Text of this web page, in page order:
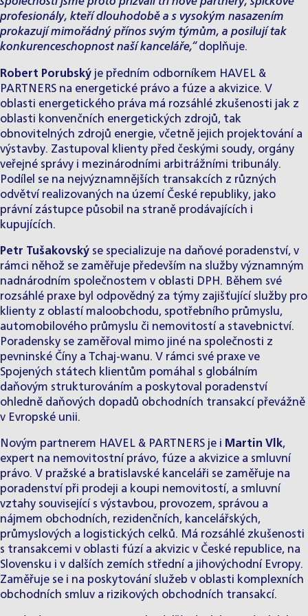
profesionály, kteří dlouhodobě a s vysokým nasazením
prokazují mimořádný přínos svým týmům, a posilují tak
konkurenceschopnost naší kanceláře,“ doplňuje.
Robert Porubský je předním odborníkem HAVEL &
PARTNERS na energetické právo a fúze a akvizice. V
oblasti energetického práva má rozsáhlé zkušenosti jak z
oblasti konvenčních energetických zdrojů, tak
obnovitelných zdrojů energie, včetně jejich projektování a
výstavby. Zastupoval klienty před českými soudy, orgány
veřejné správy i mezinárodními arbitrážními tribunály.
Podílel se na nejvýznamnějších transakcích z různých
odvětví realizovaných na území České republiky, jako
právní zástupce působil na straně prodávajících i
kupujících.
Petr Tušakovský se specializuje na daňové poradenství, v
rámci něhož se zaměřuje především na služby významným
nadnárodním společnostem v oblasti DPH. Během své
rozsáhlé praxe byl odpovědný za týmy zajišťující služby pro
klienty z oblastí maloobchodu, spotřebního průmyslu,
automobilového průmyslu či nemovitostí a stavebnictví.
Poradensky se zaměřoval mimo jiné na společnosti z
pevninské Číny a Tchaj-wanu. V rámci své praxe ve
Spojených státech klientům pomáhal s globálním
daňovým strukturováním a poskytoval poradenství
ohledně daňových dopadů obchodních transakcí převážně
v Evropské unii.
Novým partnerem HAVEL & PARTNERS je i Martin Vlk,
expert na nemovitostní právo, fúze a akvizice a smluvní
právo. V pražské a bratislavské kanceláři se zaměřuje na
poradenství při prodeji a koupi nemovitostí, a smluvní
vztahy související s výstavbou, provozem, správou a
nájmem obchodních, rezidenčních, kancelářských,
průmyslových a logistických celků. Má rozsáhlé zkušenosti
s transakcemi v oblasti fúzí a akvizic v České republice, na
Slovensku i v dalších zemích střední a jihovýchodní Evropy.
Zaměřuje se i na poskytování služeb v oblasti komplexních
obchodních smluv a rizikových obchodních transakcí.